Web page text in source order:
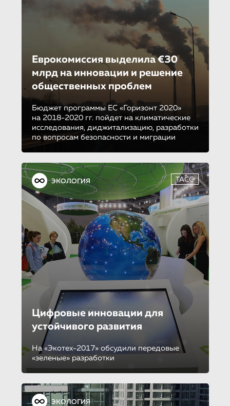
Еврокомиссия выделила €30
млрд на инновации и решение
общественных проблем
Бюджет программы ЕС «Горизонт 2020»
на 2018-2020 гг. пойдет на климатические
исследования, диджитализацию, разработки
по вопросам безопасности и миграции
ЭКОЛОГИЯ ТАСС
Цифровые инновации для
устойчивого развития
На «Экотех-2017» обсудили передовые
«зеленые» разработки
ЭКОЛОГИЯ